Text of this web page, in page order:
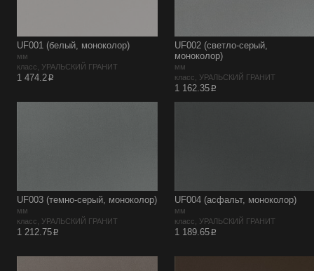
UF001 (белый, моноколор)
мм
класс, УРАЛЬСКИЙ ГРАНИТ
1 474.2p
UF002 (светло-серый,
моноколор)
мм
класс, УРАЛЬСКИЙ ГРАНИТ
1 162.35p
UF003 (темно-серый, моноколор)
мм
класс, УРАЛЬСКИЙ ГРАНИТ
1 212.75p
UF004 (асфальт, моноколор)
мм
класс, УРАЛЬСКИЙ ГРАНИТ
1 189.65p